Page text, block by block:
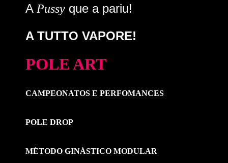
A Pussy que a pariu!
A TUTTO VAPORE!
POLE ART
CAMPEONATOS E PERFOMANCES
POLE DROP
MÉTODO GINÁSTICO MODULAR